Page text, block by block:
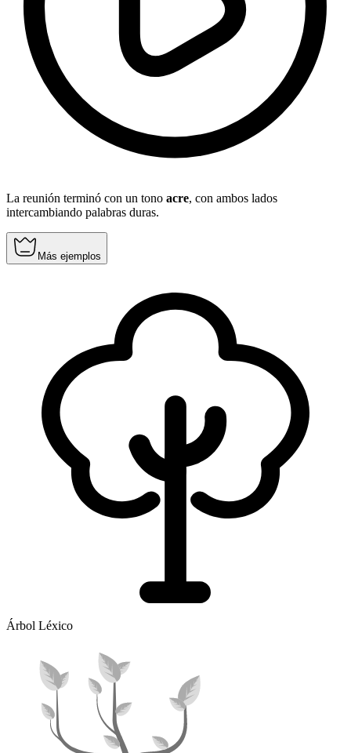
La reunión terminó con un tono acre, con ambos lados
intercambiando palabras duras.
Más ejemplos
Árbol Léxico